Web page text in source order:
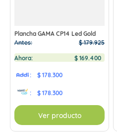
Plancha GAMA CP14 Led Gold
Antes:
$ 179.925
Ahora: $ 169.400
: $ 178.300
: $ 178.300
Ver producto